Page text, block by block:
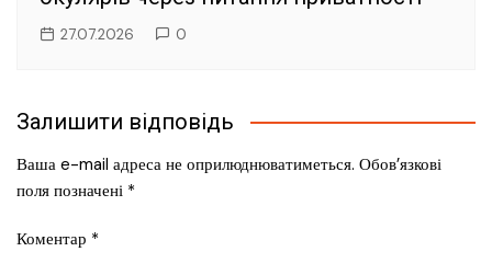
27.07.2026 0
Залишити відповідь
Ваша e-mail адреса не оприлюднюватиметься. Обов’язкові
поля позначені *
Коментар *